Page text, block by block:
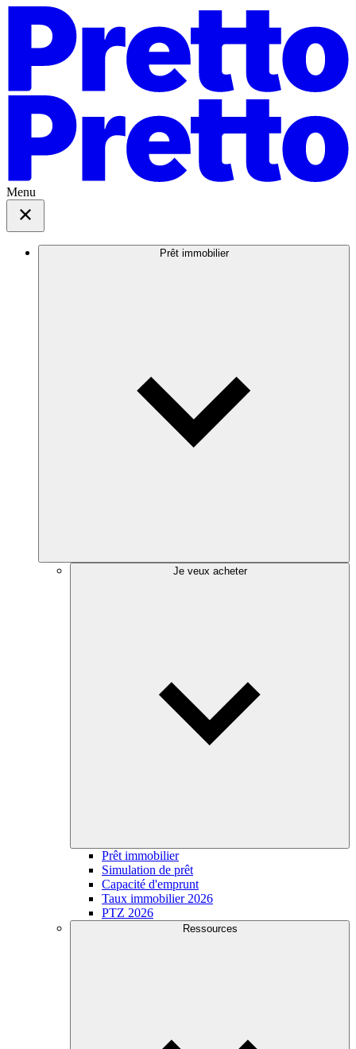
Menu
Prêt immobilier
Je veux acheter
Prêt immobilier
Simulation de prêt
Capacité d'emprunt
Taux immobilier 2026
PTZ 2026
Ressources